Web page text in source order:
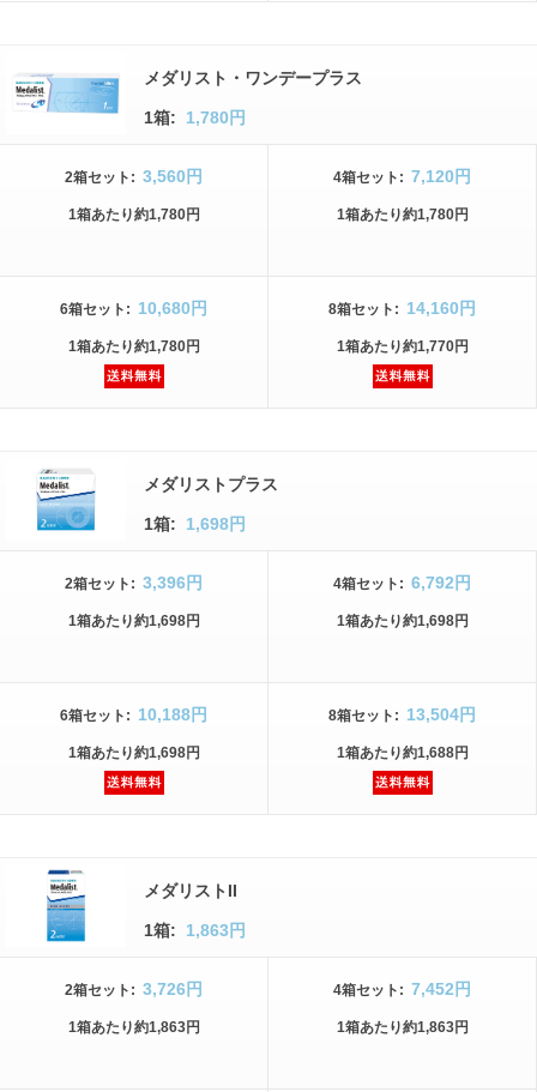
メダリスト・ワンデープラス
1箱: 1,780円
2箱セット : 3,560円
1箱あたり約1,780円
4箱セット : 7,120円
1箱あたり約1,780円
6箱セット : 10,680円
1箱あたり約1,780円
8箱セット : 14,160円
1箱あたり約1,770円
メダリストプラス
1箱: 1,698円
2箱セット : 3,396円
1箱あたり約1,698円
4箱セット : 6,792円
1箱あたり約1,698円
6箱セット : 10,188円
1箱あたり約1,698円
8箱セット : 13,504円
1箱あたり約1,688円
メダリストII
1箱: 1,863円
2箱セット : 3,726円
1箱あたり約1,863円
4箱セット : 7,452円
1箱あたり約1,863円